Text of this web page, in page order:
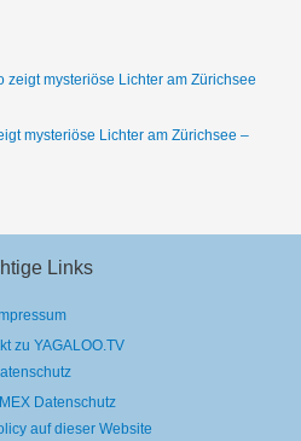
mysteriöse Lichter am Zürichsee –
Links
zu YAGALOO.TV
Datenschutz
auf dieser Website